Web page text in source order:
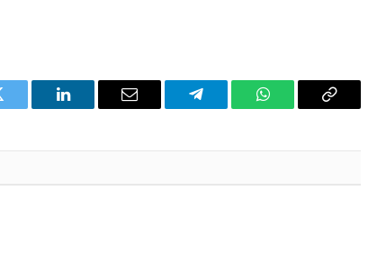
LinkedIn Email Telegram WhatsAppCopia